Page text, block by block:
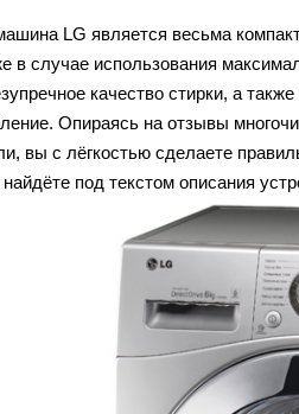
LG является весьма
в случае использования
качество стирки, а
Опираясь на отзывы
вы с лёгкостью сделаете
под текстом описания